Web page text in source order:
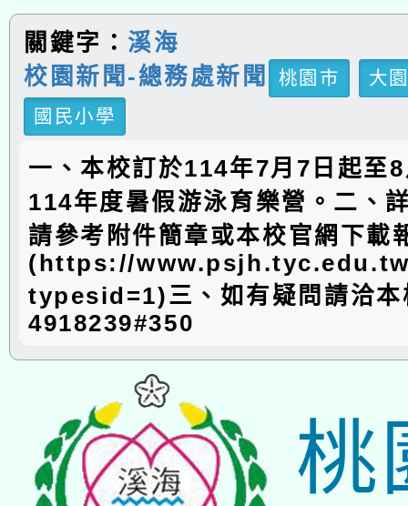
關鍵字： 溪海
校園新聞-總務處新聞
桃園市
大
國民小學
一、本校訂於114年7月7日起至
114年度暑假游泳育樂營。二、
請參考附件簡章或本校官網下載
(https://
typesid=1)三、如有疑問請洽本
4918239#350
桃